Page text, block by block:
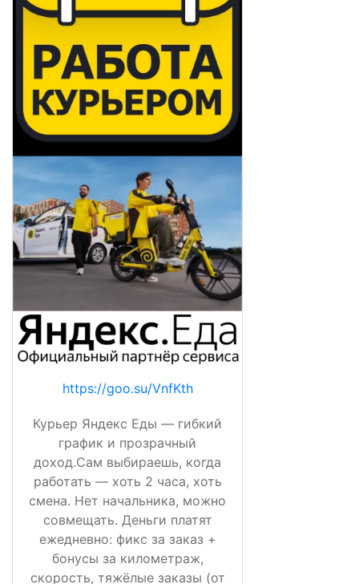
https://goo.su/VnfKth
Курьер Яндекс Еды — гибкий
график и прозрачный
доход.Сам выбираешь, когда
работать — хоть 2 часа, хоть
смена. Нет начальника, можно
совмещать. Деньги платят
ежедневно: фикс за заказ +
бонусы за километраж,
скорость, тяжёлые заказы (от